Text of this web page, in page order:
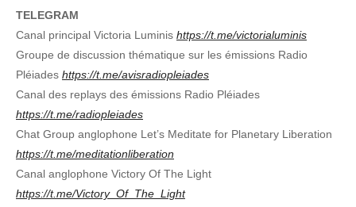
TELEGRAM
Canal principal Victoria Luminis https://t.me/victorialuminis
Groupe de discussion thématique sur les émissions Radio
Pléiades https://t.me/avisradiopleiades
Canal des replays des émissions Radio Pléiades
https://t.me/radiopleiades
Chat Group anglophone Let’s Meditate for Planetary Liberation
https://t.me/meditationliberation
Canal anglophone Victory Of The Light
https://t.me/Victory_Of_The_Light